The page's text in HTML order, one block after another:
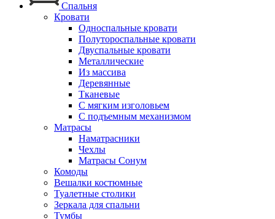
Спальня
Кровати
Односпальные кровати
Полутороспальные кровати
Двуспальные кровати
Металлические
Из массива
Деревянные
Тканевые
С мягким изголовьем
С подъемным механизмом
Матрасы
Наматрасники
Чехлы
Матрасы Сонум
Комоды
Вешалки костюмные
Туалетные столики
Зеркала для спальни
Тумбы